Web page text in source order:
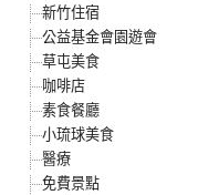
新竹住宿
公益基金會園遊會
草屯美食
咖啡店
素食餐廳
小琉球美食
醫療
免費景點